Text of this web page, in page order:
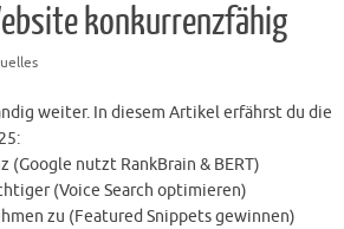
konkurrenzfähig
weiter. In diesem Artikel erfährst du die
nutzt RankBrain & BERT)
(Voice Search optimieren)
zu (Featured Snippets gewinnen)